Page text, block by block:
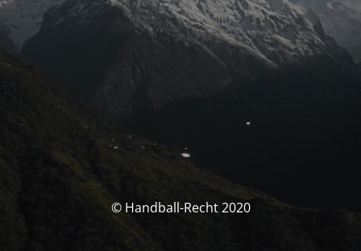
© Handball-Recht 2020